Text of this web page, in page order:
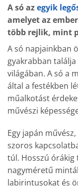
A só azegyik
amelyet az
több rejlik, mint
A só napjainkban
gyakrabban
világában. A só a
által a festékben
műalkotást
művészi
Egy japán
szoros
túl. Hosszú
nagyméretű
labirintusokat és